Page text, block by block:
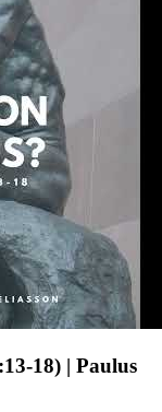
18) | Paulus